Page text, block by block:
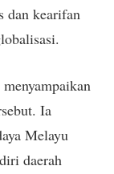
dan kearifan
Ia
Melayu
daerah